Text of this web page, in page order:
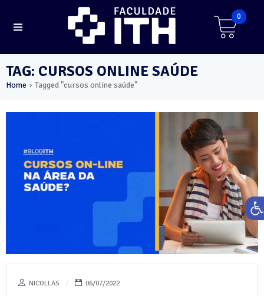
0
TAG: CURSOS ONLINE SAÚDE
Home › Tagged "cursos online saúde"
NICOLLAS 06/07/2022